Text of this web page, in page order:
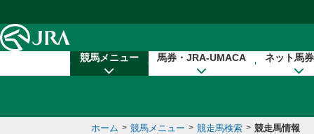
競馬メニュー 馬券・JRA-UMACA ネット馬
ホーム > 競馬メニュー > 競走馬検索 > 競走馬情報